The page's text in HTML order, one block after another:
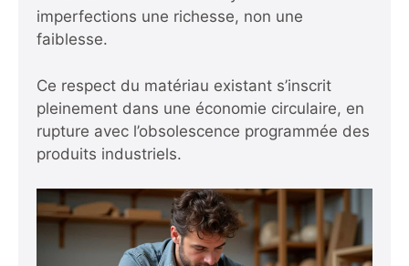
imperfections une richesse, non une
faiblesse.
Ce respect du matériau existant s’inscrit
pleinement dans une économie circulaire, en
rupture avec l’obsolescence programmée des
produits industriels.